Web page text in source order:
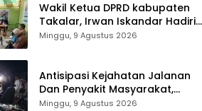
Wakil Ketua DPRD kabupaten
Takalar, Irwan Iskandar Hadiri
Grand Opening Rumah sehat
Dhuafa dan umum.
Minggu, 9 Agustus 2026
Antisipasi Kejahatan Jalanan
Dan Penyakit Masyarakat,
Polres Maros Gelar Razia
Minggu, 9 Agustus 2026